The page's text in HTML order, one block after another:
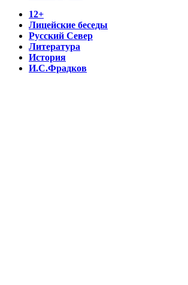
12+
Лицейские беседы
Русский Север
Литература
История
И.С.Фрадков